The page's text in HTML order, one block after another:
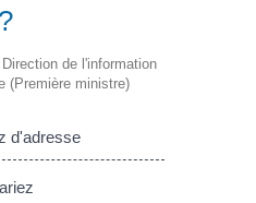
de l'information
(Première ministre)
d'adresse